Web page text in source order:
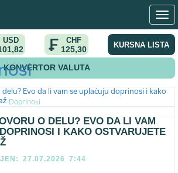
USD CHF
125,30 KURSNA LISTA
KONVERTOR VALUTA
Doprinosi
O DELU? EVO DA LI VAM
I KAKO OSTVARUJETE
27.07.2026 7:44